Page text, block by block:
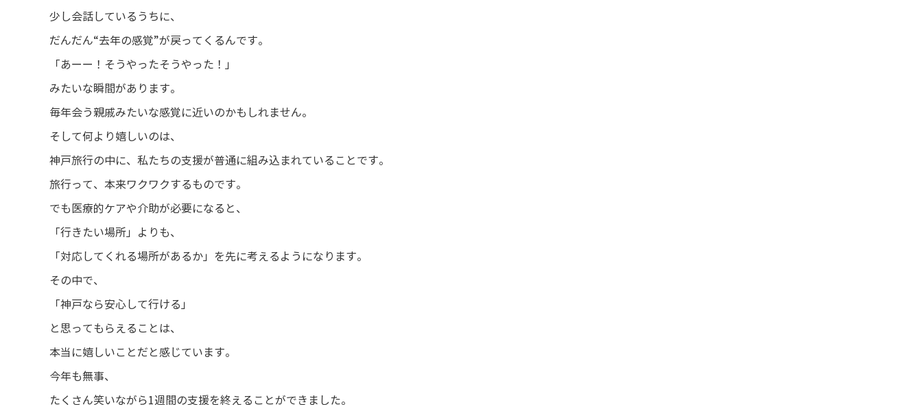
少し会話しているうちに、
だんだん“去年の感覚”が戻ってくるんです。
「あーー！そうやったそうやった！」
みたいな瞬間があります。
毎年会う親戚みたいな感覚に近いのかもしれません。
そして何より嬉しいのは、
神戸旅行の中に、私たちの支援が普通に組み込まれていることです。
旅行って、本来ワクワクするものです。
でも医療的ケアや介助が必要になると、
「行きたい場所」よりも、
「対応してくれる場所があるか」を先に考えるようになります。
その中で、
「神戸なら安心して行ける」
と思ってもらえることは、
本当に嬉しいことだと感じています。
今年も無事、
たくさん笑いながら1週間の支援を終えることができました。